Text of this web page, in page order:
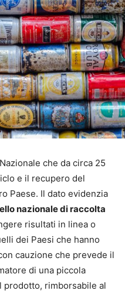
che da circa 25
e il recupero del
Paese. Il dato evidenzia
nazionale di raccolta
risultati in linea o
dei Paesi che hanno
cauzione che prevede il
di una piccola
prodotto, rimborsabile al